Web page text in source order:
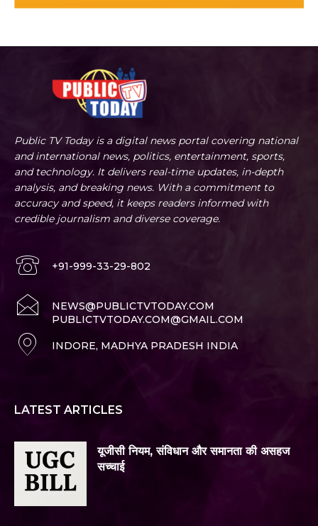
Public TV Today is a digital news portal covering national
and international news, politics, entertainment, sports,
and technology. It delivers real-time updates, in-depth
analysis, and breaking news. With a commitment to
accuracy and speed, it keeps readers informed with
credible journalism and diverse coverage.
+91-999-33-29-802
NEWS@PUBLICTVTODAY.COM
PUBLICTVTODAY.COM@GMAIL.COM
INDORE, MADHYA PRADESH INDIA
LATEST ARTICLES
यूजीसी नियम, संविधान और समानता की असहज
सच्चाई